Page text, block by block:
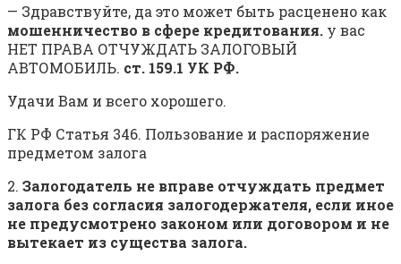
— Здравствуйте, да это может быть расценено как
мошенничество в сфере кредитования. у вас
НЕТ ПРАВА ОТЧУЖДАТЬ ЗАЛОГОВЫЙ
АВТОМОБИЛЬ. ст. 159.1 УК РФ.
Удачи Вам и всего хорошего.
ГК РФ Статья 346. Пользование и распоряжение
предметом залога
2. Залогодатель не вправе отчуждать предмет
залога без согласия залогодержателя, если иное
не предусмотрено законом или договором и не
вытекает из существа залога.